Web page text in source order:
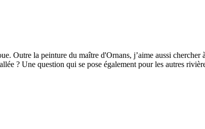
Outre la peinture du maître d'Ornans, j’aime aussi chercher
? Une question qui se pose également pour les autres